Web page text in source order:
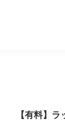
【有料】